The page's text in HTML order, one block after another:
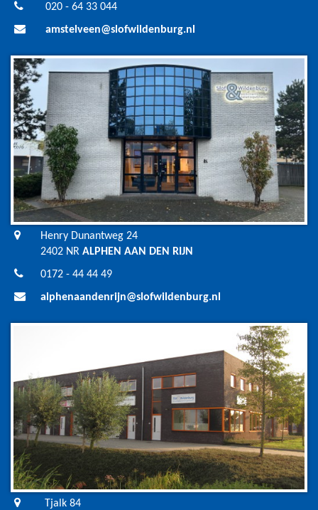
020 - 64 33 044
amstelveen@slofwildenburg.nl
Henry Dunantweg 24
2402 NR ALPHEN AAN DEN RIJN
0172 - 44 44 49
alphenaandenrijn@slofwildenburg.nl
Tjalk 84